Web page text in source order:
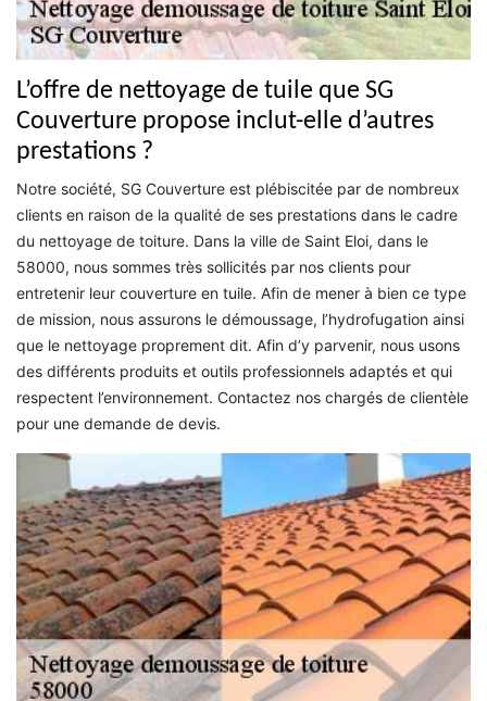
L’offre de nettoyage de tuile que SG
Couverture propose inclut-elle d’autres
prestations ?
Notre société, SG Couverture est plébiscitée par de nombreux
clients en raison de la qualité de ses prestations dans le cadre
du nettoyage de toiture. Dans la ville de Saint Eloi, dans le
58000, nous sommes très sollicités par nos clients pour
entretenir leur couverture en tuile. Afin de mener à bien ce type
de mission, nous assurons le démoussage, l’hydrofugation ainsi
que le nettoyage proprement dit. Afin d’y parvenir, nous usons
des différents produits et outils professionnels adaptés et qui
respectent l’environnement. Contactez nos chargés de clientèle
pour une demande de devis.